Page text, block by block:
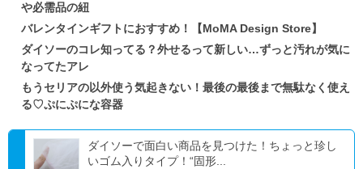
や必需品の紐
バレンタインギフトにおすすめ！【MoMA Design Store】
ダイソーのコレ知ってる？外せるって新しい…ずっと汚れが気に
なってたアレ
もうセリアの以外使う気起きない！最後の最後まで無駄なく使え
る♡ぷにぷにな容器
ダイソーで面白い商品を見つけた！ちょっと珍し
いゴム入りタイプ！“固形...